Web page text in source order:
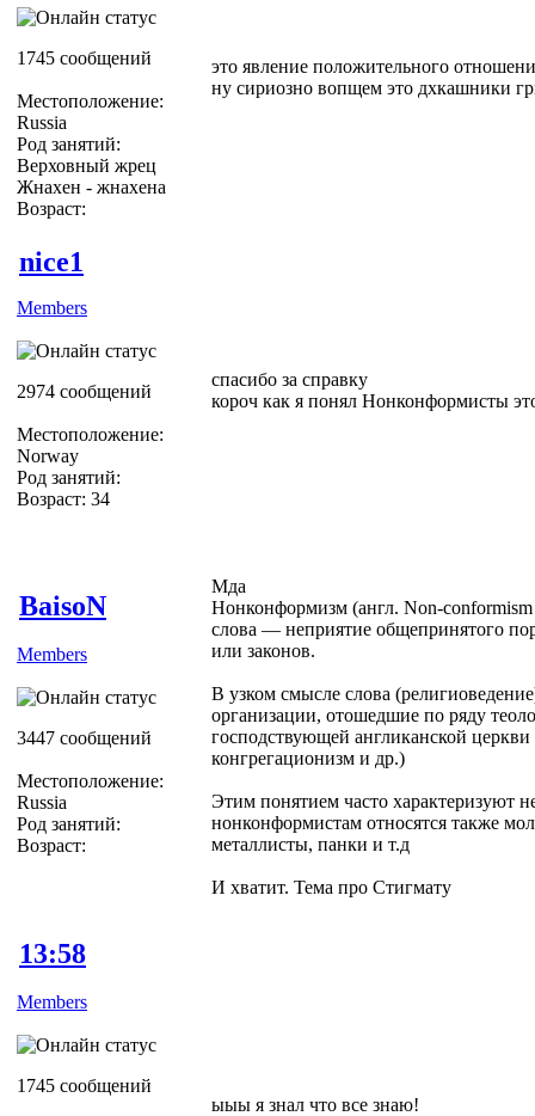
1745 сообщений
Местоположение:
Russia
Род занятий:
Верховный жрец
Жнахен - жнахена
Возраст:
это явление положительного
ну сириозно вопщем это дхкашники
nice1
Members
2974 сообщений
Местоположение:
Norway
Род занятий:
Возраст: 34
спасибо за справку
короч как я понял Нонконформисты
BaisoN
Members
3447 сообщений
Местоположение:
Russia
Род занятий:
Возраст:
Мда
Нонконформизм (англ. Non-
слова — неприятие общепринятого
или законов.
В узком смысле слова
организации, отошедшие по ряду
господствующей англиканской
конгрегационизм и др.)
Этим понятием часто характеризуют
нонконформистам относятся также
металлисты, панки и т.д
И хватит. Тема про Стигмату
13:58
Members
1745 сообщений
ыыы я знал что все знаю!